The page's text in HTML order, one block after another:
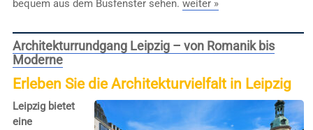
bequem aus dem Busfenster sehen. weiter »
Architekturrundgang Leipzig – von Romanik bis
Moderne
Erleben Sie die Architekturvielfalt in Leipzig
Leipzig bietet
eine